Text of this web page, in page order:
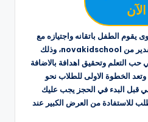
الآن
يقوم الطفل باتقانه واجتيازه مع
المعلم يتلقى الطفل شهادة تقدير من novakidschool، وذلك
التعلم وتحقيق اهدافة بالاضافة
الخطوة الاولى للطلاب نحو
قبل البدء في الحجز يجب عليك
للاستفادة من العرض الكبير عند